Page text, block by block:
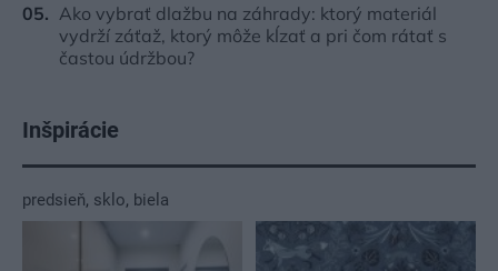
Ako vybrať dlažbu na záhrady: ktorý materiál
vydrží záťaž, ktorý môže kĺzať a pri čom rátať s
častou údržbou?
Inšpirácie
predsieň, sklo, biela